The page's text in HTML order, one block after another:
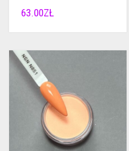
63.00ZŁ